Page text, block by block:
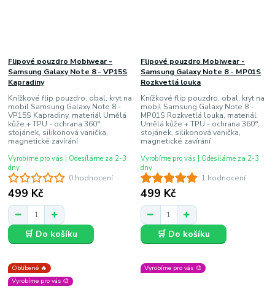
0 hodnocení
Flipové pouzdro Mobiwear -
Samsung Galaxy Note 8 - VP15S
Kapradiny
Knížkové flip pouzdro, obal, kryt na
mobil Samsung Galaxy Note 8 -
VP15S Kapradiny, materiál Umělá
kůže + TPU - ochrana 360°,
stojánek, silikonová vanička,
magnetické zavírání
499 Kč
Vyrobíme pro vás | Odesíláme za 2-3
dny
🛒 Do košíku
1 hodnocení
Flipové pouzdro Mobiwear -
Samsung Galaxy Note 8 - MP01S
Rozkvetlá louka
Knížkové flip pouzdro, obal, kryt na
mobil Samsung Galaxy Note 8 -
MP01S Rozkvetlá louka, materiál
Umělá kůže + TPU - ochrana 360°,
stojánek, silikonová vanička,
magnetické zavírání
499 Kč
Vyrobíme pro vás | Odesíláme za 2-3
dny
🛒 Do košíku
Oblíbené 🔥
Vyrobíme pro vás 🎨
Vyrobíme pro vás 🎨